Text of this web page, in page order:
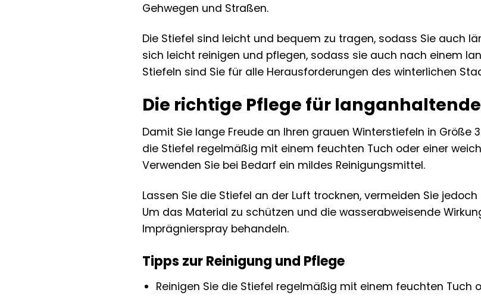
Gehwegen und Straßen.
Die Stiefel sind leicht und bequem zu tragen, sodass Sie auch
sich leicht reinigen und pflegen, sodass sie auch nach einem
Stiefeln sind Sie für alle Herausforderungen des winterlichen
Die richtige Pflege für
Damit Sie lange Freude an Ihren grauen Winterstiefeln in Größe
die Stiefel regelmäßig mit einem feuchten Tuch oder einer
Verwenden Sie bei Bedarf ein mildes Reinigungsmittel.
Lassen Sie die Stiefel an der Luft trocknen, vermeiden Sie
Um das Material zu schützen und die wasserabweisende
Imprägnierspray behandeln.
Tipps zur Reinigung und Pflege
Reinigen Sie die Stiefel regelmäßig mit einem feuchten Tuch